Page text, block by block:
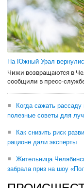
На Южный Урал
Чижи возвращаются в
сообщили в пресс-
Когда сажать
полезные советы для
Как снизить риск
рационе дали эксперты
Жительница
забрала приз на шоу